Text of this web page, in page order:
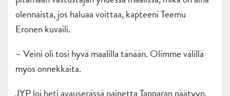
olennaista, jos haluaa voittaa, kapteeni Teemu
Eronen kuvaili.
– Veini oli tosi hyvä maalilla tänään. Olimme välillä
myös onnekkaita.